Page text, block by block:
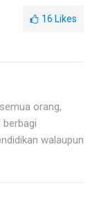
16 Likes
orang,
berbagi
walaupun